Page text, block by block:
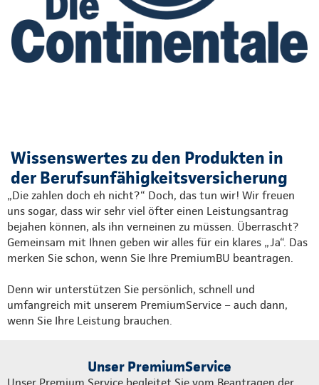
Wissenswertes zu den Produkten in
der Berufsunfähigkeitsversicherung
„Die zahlen doch eh nicht?“ Doch, das tun wir! Wir freuen
uns sogar, dass wir sehr viel öfter einen Leistungsantrag
bejahen können, als ihn verneinen zu müssen. Überrascht?
Gemeinsam mit Ihnen geben wir alles für ein klares „Ja“. Das
merken Sie schon, wenn Sie Ihre PremiumBU beantragen.
Denn wir unterstützen Sie persönlich, schnell und
umfangreich mit unserem PremiumService – auch dann,
wenn Sie Ihre Leistung brauchen.
Unser PremiumService